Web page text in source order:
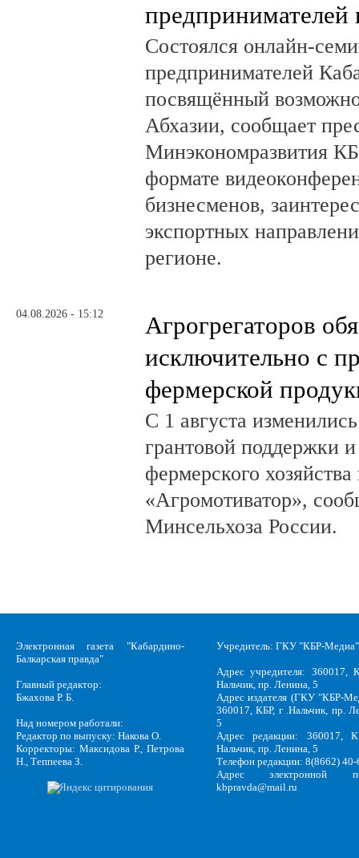
предпринимателей
Состоялся онлайн-
предпринимателей
посвящённый
Абхазии, сообщает
Минэкономразвития
формате
бизнесменов,
экспортных
регионе.
04.08.2026 - 15:12
Агрогрегаторов
исключительно с
фермерской
С 1 августа
грантовой поддержки
фермерского хозяйства
«Агромотиватор»,
Минсельхоза России.
Электронная газета "Кабардино-
Балкарская правда"
Главный редактор:
Бжахова Р. Б.
Над номером работали:
Редактор по выпуску: Накова О.
Корректоры: Максидова Р., Петрова
Н., Теппеева З.
Учредитель: ГКУ "КБР-Медиа"
Адрес учредителя: 360017,
Нальчик, пр. Ленина, 5
Адрес издателя (ГКУ "КБР-
360017, КБР, г .Нальчик, пр.
5
Адрес редакции: 360017,
Нальчик, пр. Ленина, 5
Телефон редакции: 8(8662)
Адрес электронной
kbpravda@mail.ru